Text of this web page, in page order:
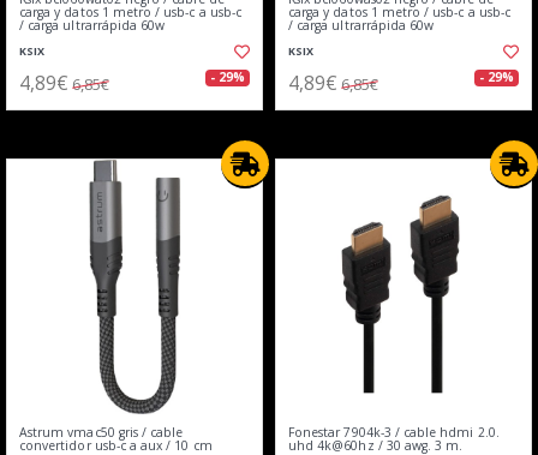
carga y datos 1 metro / usb-c a usb-c
/ carga ultrarrápida 60w
KSIX
4,89€ 6,85€ - 29%
carga y datos 1 metro / usb-c a usb-c
/ carga ultrarrápida 60w
KSIX
4,89€ 6,85€ - 29%
Astrum vmac50 gris / cable
convertidor usb-c a aux / 10 cm
Fonestar 7904k-3 / cable hdmi 2.0.
uhd 4k@60hz / 30 awg. 3 m.